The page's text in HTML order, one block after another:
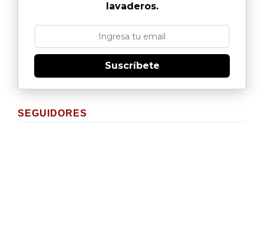
lavaderos.
Suscríbete
SEGUIDORES